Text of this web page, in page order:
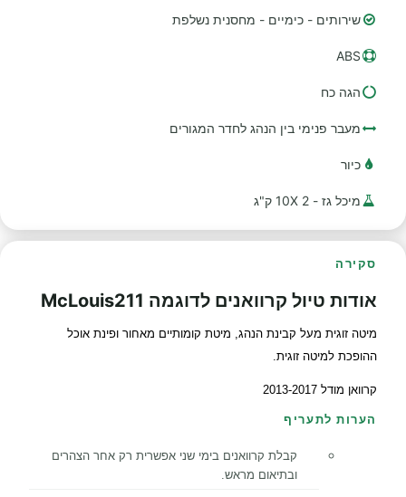
שירותים - כימיים - מחסנית נשלפת
ABS
הגה כח
מעבר פנימי בין הנהג לחדר המגורים
כיור
מיכל גז - 2 10X ק"ג
סקירה
אודות טיול קרוואנים לדוגמה McLouis211
מיטה זוגית מעל קבינת הנהג, מיטת קומותיים מאחור ופינת אוכל
ההופכת למיטה זוגית.
קרוואן מודל 2013-2017
הערות לתעריף
קבלת קרוואנים בימי שני אפשרית רק אחר הצהרים
ובתיאום מראש.